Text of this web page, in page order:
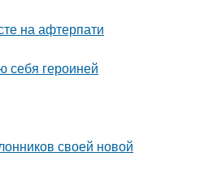
на афтерпати
себя героиней
своей новой